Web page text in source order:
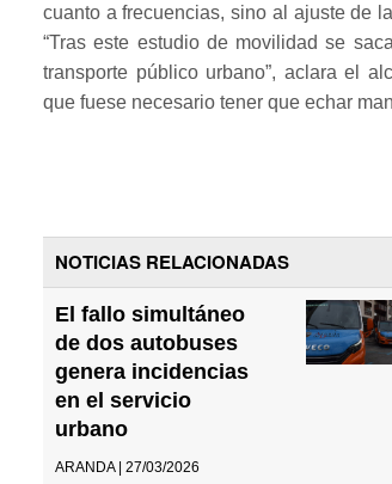
cuanto a frecuencias, sino al ajuste de
“Tras este estudio de movilidad se
transporte público urbano”, aclara el
que fuese necesario tener que echar
NOTICIAS RELACIONADAS
El fallo simultáneo
de dos autobuses
genera incidencias
en el servicio
urbano
ARANDA | 27/03/2026